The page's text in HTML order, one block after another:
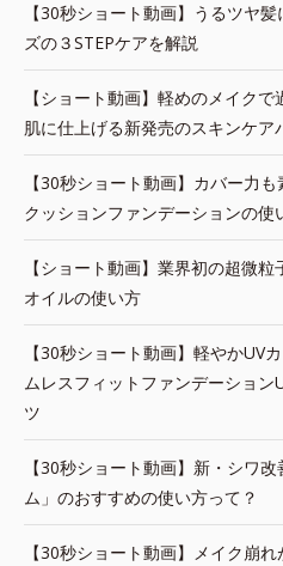
【30秒ショート動画】うるツヤ
ズの３STEPケアを解説
【ショート動画】軽めのメイク
肌に仕上げる新発売のスキンケア
【30秒ショート動画】カバー力
クッションファンデーションの使
【ショート動画】業界初の超微
オイルの使い方
【30秒ショート動画】軽やかUV
ムレスフィットファンデーション
ツ
【30秒ショート動画】新・シワ
ム」のおすすめの使い方って？
【30秒ショート動画】メイク崩